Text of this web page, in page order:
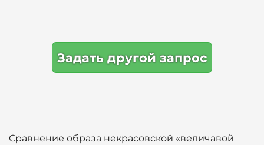
Задать другой запрос
Сравнение образа некрасовской «величавой